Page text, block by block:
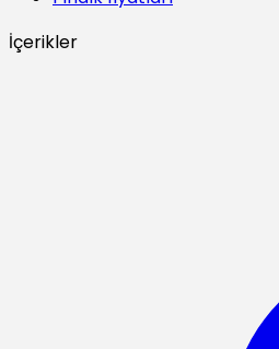
İçerikler